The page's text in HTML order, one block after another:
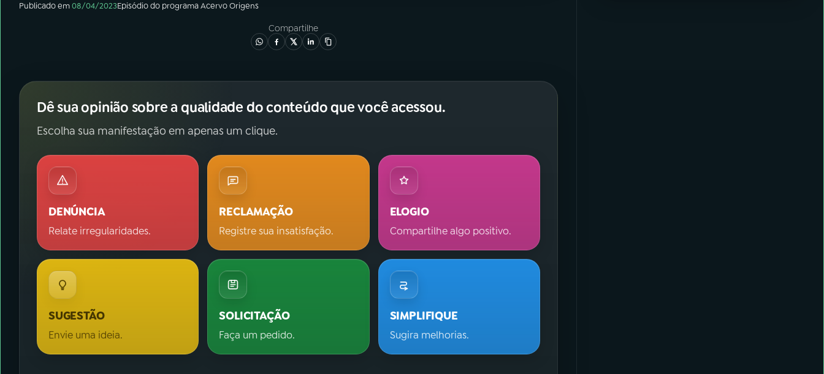
Publicado em08/04/2023Episódiodo programaAcervo Origens
Compartilhe
Dê sua opinião sobre a qualidade do conteúdo que você acessou.
Escolha sua manifestação em apenas um clique.
DENÚNCIA
Relate irregularidades.
RECLAMAÇÃO
Registre sua insatisfação.
ELOGIO
Compartilhe algo positivo.
SUGESTÃO
Envie uma ideia.
SOLICITAÇÃO
Faça um pedido.
SIMPLIFIQUE
Sugira melhorias.